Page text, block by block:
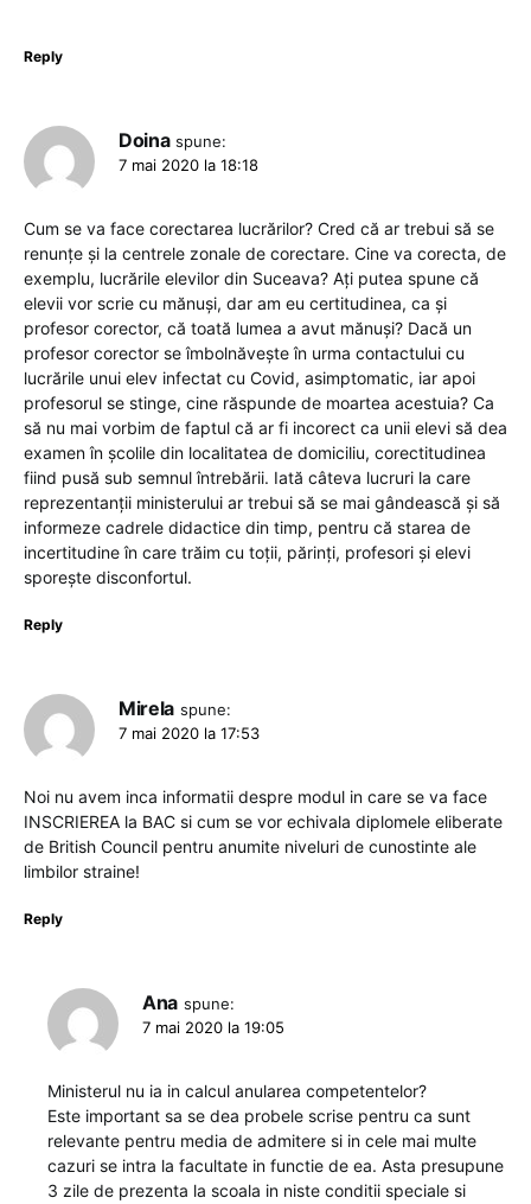
Reply
Doina spune:
7 mai 2020 la 18:18
Cum se va face corectarea lucrărilor? Cred că ar trebui să se
renunțe și la centrele zonale de corectare. Cine va corecta, de
exemplu, lucrările elevilor din Suceava? Ați putea spune că
elevii vor scrie cu mănuși, dar am eu certitudinea, ca și
profesor corector, că toată lumea a avut mănuși? Dacă un
profesor corector se îmbolnăvește în urma contactului cu
lucrările unui elev infectat cu Covid, asimptomatic, iar apoi
profesorul se stinge, cine răspunde de moartea acestuia? Ca
să nu mai vorbim de faptul că ar fi incorect ca unii elevi să dea
examen în școlile din localitatea de domiciliu, corectitudinea
fiind pusă sub semnul întrebării. Iată câteva lucruri la care
reprezentanții ministerului ar trebui să se mai gândească și să
informeze cadrele didactice din timp, pentru că starea de
incertitudine în care trăim cu toții, părinți, profesori și elevi
sporește disconfortul.
Reply
Mirela spune:
7 mai 2020 la 17:53
Noi nu avem inca informatii despre modul in care se va face
INSCRIEREA la BAC si cum se vor echivala diplomele eliberate
de British Council pentru anumite niveluri de cunostinte ale
limbilor straine!
Reply
Ana spune:
7 mai 2020 la 19:05
Ministerul nu ia in calcul anularea competentelor?
Este important sa se dea probele scrise pentru ca sunt
relevante pentru media de admitere si in cele mai multe
cazuri se intra la facultate in functie de ea. Asta presupune
3 zile de prezenta la scoala in niste conditii speciale si